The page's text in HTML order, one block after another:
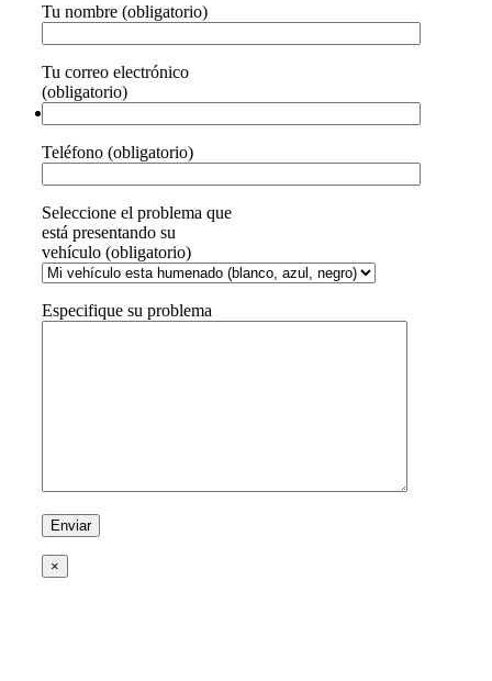
Tu nombre (obligatorio)
Tu correo electrónico
(obligatorio)
Teléfono (obligatorio)
Seleccione el problema que
está presentando su
vehículo (obligatorio)
Especifique su problema
×